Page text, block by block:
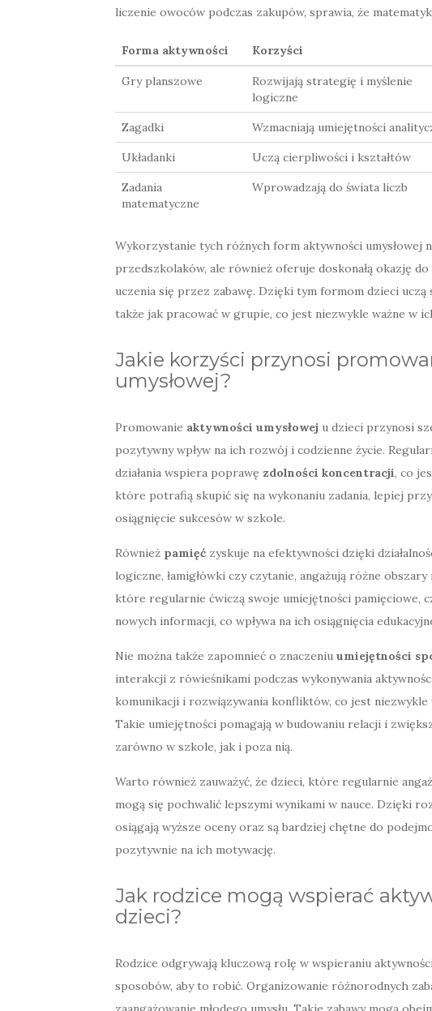
liczenie owoców podczas zakupów, sprawia, że
Forma aktywności Korzyści
Gry planszowe
Rozwijają strategię i myślenie
logiczne
Zagadki Wzmacniają umiejętności
Układanki Uczą cierpliwości i kształtów
Zadania
matematyczne
Wprowadzają do świata liczb
Wykorzystanie tych różnych form aktywności
przedszkolaków, ale również oferuje doskonałą okazję
uczenia się przez zabawę. Dzięki tym formom dzieci uczą
także jak pracować w grupie, co jest niezwykle ważne w
Jakie korzyści przynosi
umysłowej?
Promowanie aktywności umysłowej u dzieci przynosi
pozytywny wpływ na ich rozwój i codzienne życie.
działania wspiera poprawę zdolności koncentracji, co
które potrafią skupić się na wykonaniu zadania, lepiej
osiągnięcie sukcesów w szkole.
Również pamięć zyskuje na efektywności dzięki
logiczne, łamigłówki czy czytanie, angażują różne
które regularnie ćwiczą swoje umiejętności pamięciowe,
nowych informacji, co wpływa na ich osiągnięcia
Nie można także zapomnieć o znaczeniu umiejętności
interakcji z rówieśnikami podczas wykonywania
komunikacji i rozwiązywania konfliktów, co jest niezwykle
Takie umiejętności pomagają w budowaniu relacji i
zarówno w szkole, jak i poza nią.
Warto również zauważyć, że dzieci, które regularnie
mogą się pochwalić lepszymi wynikami w nauce. Dzięki
osiągają wyższe oceny oraz są bardziej chętne do
pozytywnie na ich motywację.
Jak rodzice mogą wspierać
dzieci?
Rodzice odgrywają kluczową rolę w wspieraniu
sposobów, aby to robić. Organizowanie różnorodnych